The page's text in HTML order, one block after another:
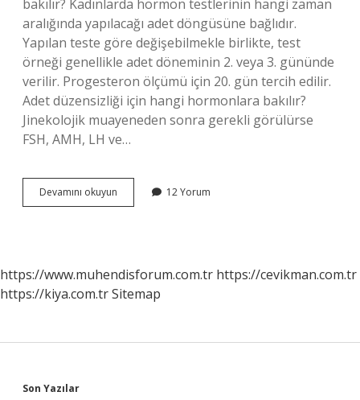
bakılır? Kadınlarda hormon testlerinin hangi zaman
aralığında yapılacağı adet döngüsüne bağlıdır.
Yapılan teste göre değişebilmekle birlikte, test
örneği genellikle adet döneminin 2. veya 3. gününde
verilir. Progesteron ölçümü için 20. gün tercih edilir.
Adet düzensizliği için hangi hormonlara bakılır?
Jinekolojik muayeneden sonra gerekli görülürse
FSH, AMH, LH ve…
Devamını okuyun Adetliyken
Hangi
12 Yorum
https://www.muhendisforum.com.tr https://cevikman.com.tr
https://kiya.com.trSitemap
Son Yazılar